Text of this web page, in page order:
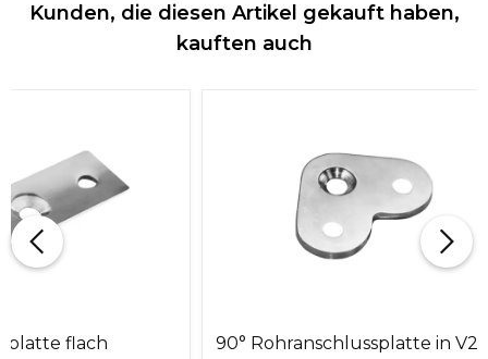
Kunden, die diesen Artikel gekauft haben,
kauften auch
flach 90° Rohranschlussplatte in